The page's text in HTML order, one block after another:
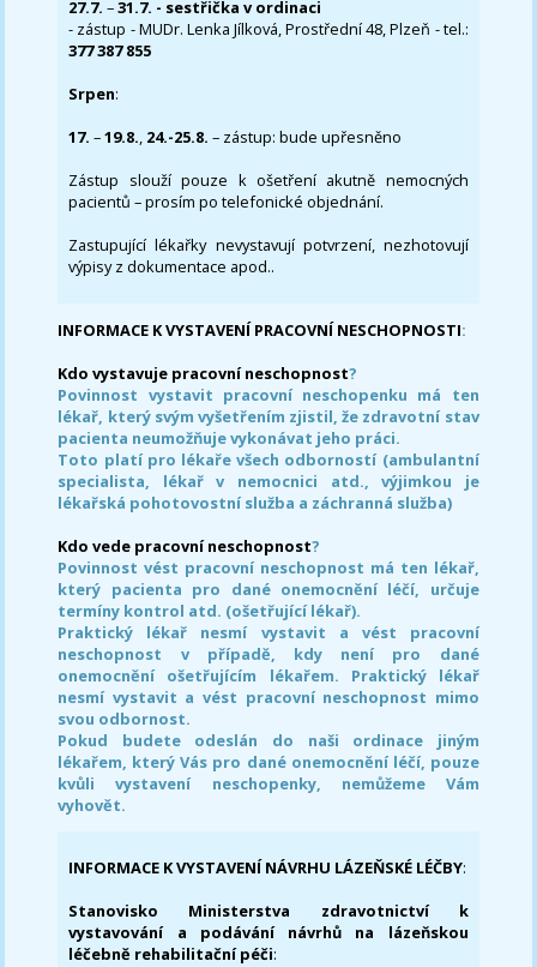
27.7.–31.7. - sestřička v ordinaci
- zástup - MUDr. Lenka Jílková, Prostřední 48, Plzeň - tel.:
377 387 855
Srpen:
17. –19.8., 24.-25.8. – zástup: bude upřesněno
Zástup slouží pouze k ošetření akutně nemocných
pacientů – prosím po telefonické objednání.
Zastupující lékařky nevystavují potvrzení, nezhotovují
výpisy z dokumentace apod..
INFORMACE K VYSTAVENÍ PRACOVNÍ NESCHOPNOSTI:
Kdo vystavuje pracovní neschopnost?
Povinnost vystavit pracovní neschopenku má ten
lékař, který svým vyšetřením zjistil, že zdravotní stav
pacienta neumožňuje vykonávat jeho práci.
Toto platí pro lékaře všech odborností (ambulantní
specialista, lékař v nemocnici atd., výjimkou je
lékařská pohotovostní služba a záchranná služba)
Kdo vede pracovní neschopnost?
Povinnost vést pracovní neschopnost má ten lékař,
který pacienta pro dané onemocnění léčí, určuje
termíny kontrol atd. (ošetřující lékař).
Praktický lékař nesmí vystavit a vést pracovní
neschopnost v případě, kdy není pro dané
onemocnění ošetřujícím lékařem. Praktický lékař
nesmí vystavit a vést pracovní neschopnost mimo
svou odbornost.
Pokud budete odeslán do naši ordinace jiným
lékařem, který Vás pro dané onemocnění léčí, pouze
kvůli vystavení neschopenky, nemůžeme Vám
vyhovět.
INFORMACE K VYSTAVENÍ NÁVRHU LÁZEŇSKÉ LÉČBY:
Stanovisko Ministerstva zdravotnictví k
vystavování a podávání návrhů na lázeňskou
léčebně rehabilitační péči: